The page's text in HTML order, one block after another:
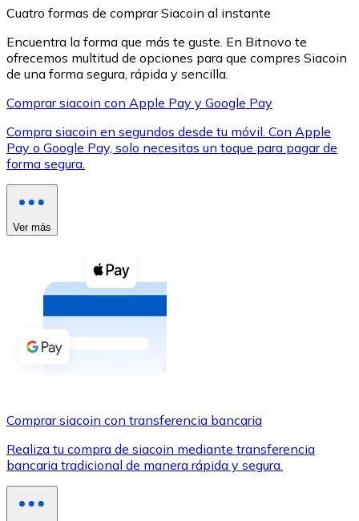
XRP
XRP
Ver todo
Compra criptomonedas con efectivo en tu tienda más
Comprar con efectivo
Transferencia SEPA
Utiliza tarjetas Visa y Mastercard para comprar
Comprar con tarjeta
Cuatro formas de comprar Siacoin al instante
Encuentra la forma que más te guste. En Bitnovo te
ofrecemos multitud de opciones para que compres Siacoin
de una forma segura, rápida y sencilla.
Comprar siacoin con Apple Pay y Google Pay
Compra siacoin en segundos desde tu móvil. Con Apple
Pay o Google Pay, solo necesitas un toque para pagar de
forma segura.
Ver más
Comprar siacoin con transferencia bancaria
Realiza tu compra de siacoin mediante transferencia
bancaria tradicional de manera rápida y segura.